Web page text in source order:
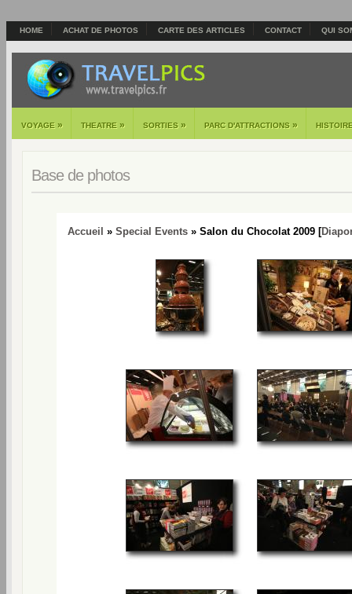
HOME ACHAT DE PHOTOS CARTE DES ARTICLES CONTACT QUI
VOYAGE » THEATRE » SORTIES » PARC D'ATTRACTIONS »
Base de photos
Accueil » Special Events » Salon du Chocolat 2009 [